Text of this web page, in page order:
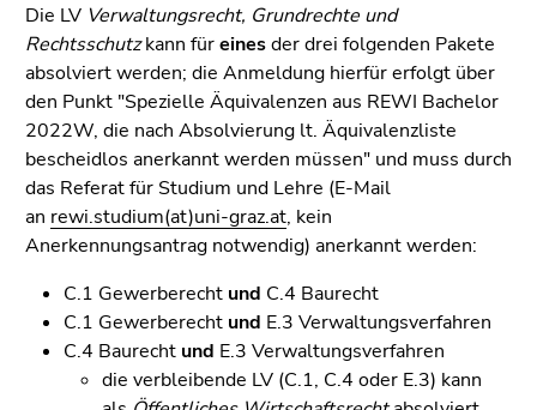
Die LV Verwaltungsrecht, Grundrechte und
Rechtsschutzkann füreinesder drei folgenden Pakete
absolviert werden; die Anmeldung hierfür erfolgt über
den Punkt "Spezielle Äquivalenzen aus REWI Bachelor
2022W, die nach Absolvierung lt. Äquivalenzliste
bescheidlos anerkannt werden müssen" und muss durch
das Referat für Studium und Lehre (E-Mail
an rewi.studium(at)uni-graz.at, kein
Anerkennungsantrag notwendig) anerkannt werden:
C.1 Gewerberecht und C.4 Baurecht
C.1 Gewerberecht und E.3 Verwaltungsverfahren
C.4 Baurecht und E.3 Verwaltungsverfahren
die verbleibende LV (C.1, C.4 oder E.3) kann